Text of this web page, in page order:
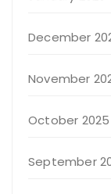
December
November
October 2025
September